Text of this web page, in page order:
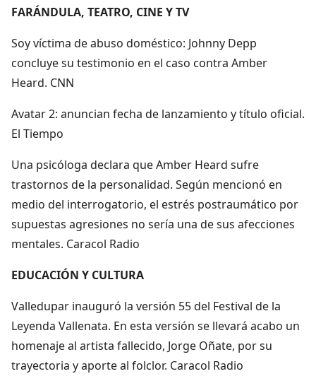
FARÁNDULA, TEATRO, CINE Y TV
Soy víctima de abuso doméstico: Johnny Depp
concluye su testimonio en el caso contra Amber
Heard. CNN
Avatar 2: anuncian fecha de lanzamiento y título oficial.
El Tiempo
Una psicóloga declara que Amber Heard sufre
trastornos de la personalidad. Según mencionó en
medio del interrogatorio, el estrés postraumático por
supuestas agresiones no sería una de sus afecciones
mentales. Caracol Radio
EDUCACIÓN Y CULTURA
Valledupar inauguró la versión 55 del Festival de la
Leyenda Vallenata. En esta versión se llevará acabo un
homenaje al artista fallecido, Jorge Oñate, por su
trayectoria y aporte al folclor. Caracol Radio